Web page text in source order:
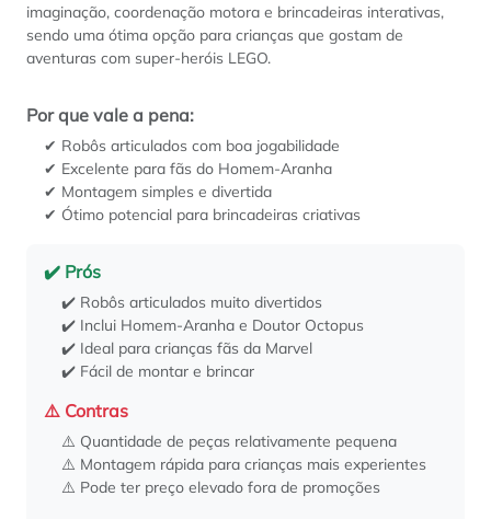
imaginação, coordenação motora e brincadeiras interativas,
sendo uma ótima opção para crianças que gostam de
aventuras com super-heróis LEGO.
Por que vale a pena:
✔ Robôs articulados com boa jogabilidade
✔ Excelente para fãs do Homem-Aranha
✔ Montagem simples e divertida
✔ Ótimo potencial para brincadeiras criativas
✔️ Prós
✔️ Robôs articulados muito divertidos
✔️ Inclui Homem-Aranha e Doutor Octopus
✔️ Ideal para crianças fãs da Marvel
✔️ Fácil de montar e brincar
⚠️ Contras
⚠️ Quantidade de peças relativamente pequena
⚠️ Montagem rápida para crianças mais experientes
⚠️ Pode ter preço elevado fora de promoções